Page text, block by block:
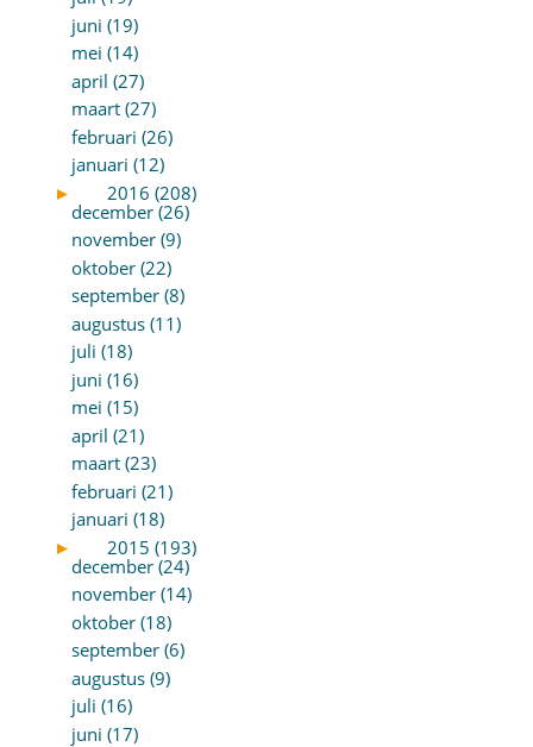
juni (19)
mei (14)
april (27)
maart (27)
februari (26)
januari (12)
►
2016 (208)
december (26)
november (9)
oktober (22)
september (8)
augustus (11)
juli (18)
juni (16)
mei (15)
april (21)
maart (23)
februari (21)
januari (18)
►
2015 (193)
december (24)
november (14)
oktober (18)
september (6)
augustus (9)
juli (16)
juni (17)